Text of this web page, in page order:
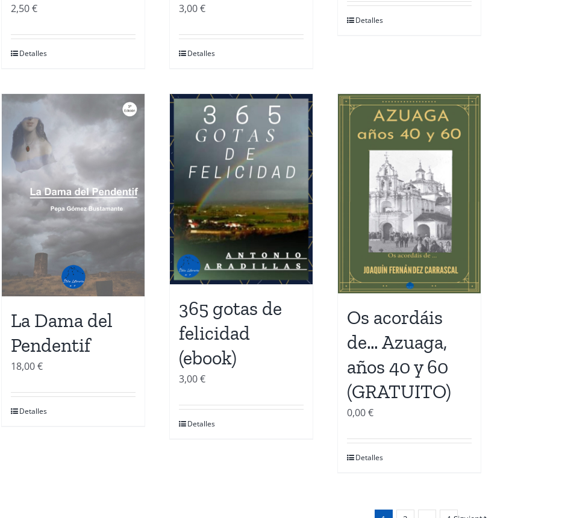
2,50€
Detalles
3,00€
Detalles
Detalles
La Dama del
Pendentif
18,00€
Detalles
365 gotas de
felicidad
(ebook)
3,00€
Detalles
Os acordáis
de… Azuaga,
años 40 y 60
(GRATUITO)
0,00€
Detalles